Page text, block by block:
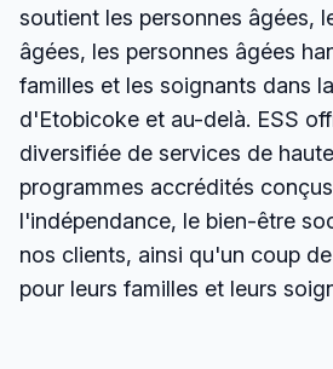
soutient les personnes âgées,
âgées, les personnes âgées
familles et les soignants dans
d'Etobicoke et au-delà. ESS
diversifiée de services de
programmes accrédités
l'indépendance, le bien-être
nos clients, ainsi qu'un coup
pour leurs familles et leurs